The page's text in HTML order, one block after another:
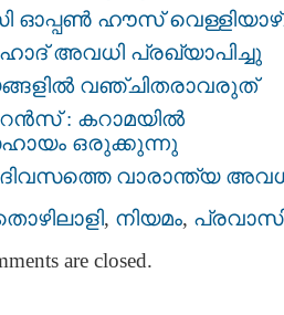
ഓപ്പണ്‍ ഹൗസ്
അവധി പ്രഖ്യാപിച്ചു
വഞ്ചിതരാവരുത്
: കറാമയിൽ
ഒരുക്കുന്നു
ദിവസത്തെ വാരാന്ത്യ
, നിയമം,
are closed.